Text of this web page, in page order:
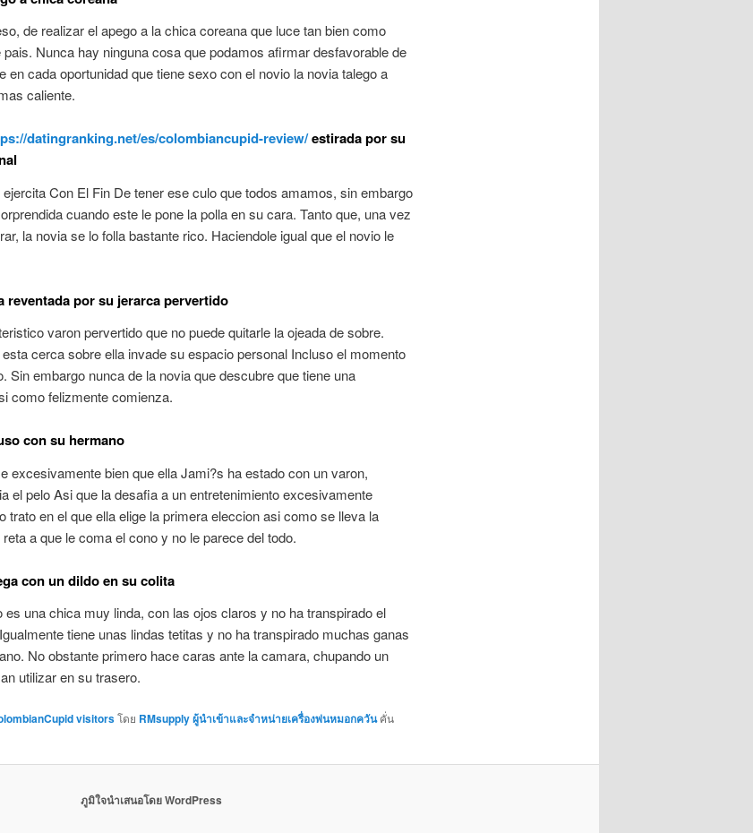
de realizar el apego a la chica coreana que luce tan bien como
pais. Nunca hay ninguna cosa que podamos afirmar desfavorable de
en cada oportunidad que tiene sexo con el novio la novia talego a
caliente.
datingranking.net/es/colombiancupid-review/estirada por su
Con El Fin De tener ese culo que todos amamos, sin embargo
cuando este le pone la polla en su cara. Tanto que, una vez
la novia se lo folla bastante rico. Haciendole igual que el novio le
reventada por su jerarca pervertido
varon pervertido que no puede quitarle la ojeada de sobre.
cerca sobre ella invade su espacio personal Incluso el momento
Sin embargo nunca de la novia que descubre que tiene una
como felizmente comienza.
con su hermano
excesivamente bien que ella Jami?s ha estado con un varon,
el pelo Asi que la desafia a un entretenimiento excesivamente
trato en el que ella elige la primera eleccion asi­ como se lleva la
a que le coma el cono y no le parece del todo.
con un dildo en su colita
es una chica muy linda, con las ojos claros y no ha transpirado el
tiene unas lindas tetitas y no ha transpirado muchas ganas
No obstante primero hace caras ante la camara, chupando un
utilizar en su trasero.
visitorsโดย RMsupply ผู้นำเข้าและจำหน่ายเครื่องพ่นหมอกควันคั่น
ภูมิใจนำเสนอโดย WordPress